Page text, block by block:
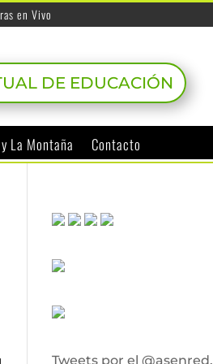
en Vivo
DE EDUCACIÓN
La Montaña Contacto
Tweets por el @asenred.